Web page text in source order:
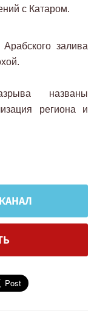
с Катаром.
залива
названы
региона и